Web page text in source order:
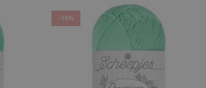
-10%